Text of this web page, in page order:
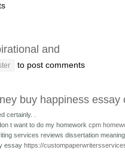
and
to post comments
buy happiness essay
certainly. .
t want to do my homework cpm
services reviews dissertation meaning
essay https://